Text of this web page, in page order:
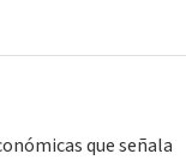
que señala